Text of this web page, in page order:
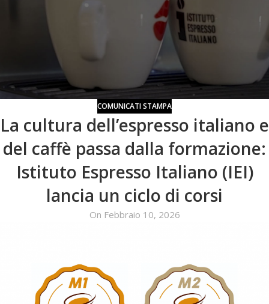
COMUNICATI STAMPA
La cultura dell’espresso italiano e
del caffè passa dalla formazione:
Istituto Espresso Italiano (IEI)
lancia un ciclo di corsi
On Febbraio 10, 2026